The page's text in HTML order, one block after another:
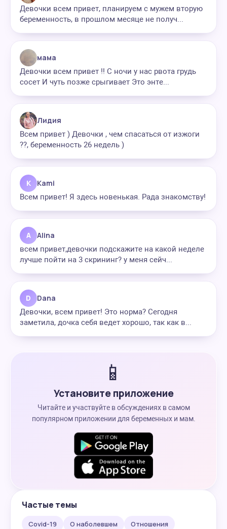
Девочки всем привет, планируем с мужем вторую
беременность, в прошлом месяце не получ...
мама
Девочки всем привет !! С ночи у нас рвота грудь
сосет И чуть позже срыгивает Это энте...
Лидия
Всем привет ) Девочки , чем спасаться от изжоги
??, беременность 26 недель )
K Kami
Всем привет! Я здесь новенькая. Рада знакомству!
A Alina
всем привет,девочки подскажите на какой неделе
лучше пойти на 3 скрининг? у меня сейч...
D Dana
Девочки, всем привет! Это норма? Сегодня
заметила, дочка себя ведет хорошо, так как в...
📱
Установите приложение
Читайте и участвуйте в обсуждениях в самом
популярном приложении для беременных и мам.
Частые темы
Covid-19 О наболевшем Отношения